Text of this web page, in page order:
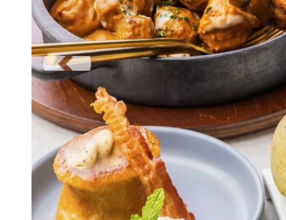
Previous